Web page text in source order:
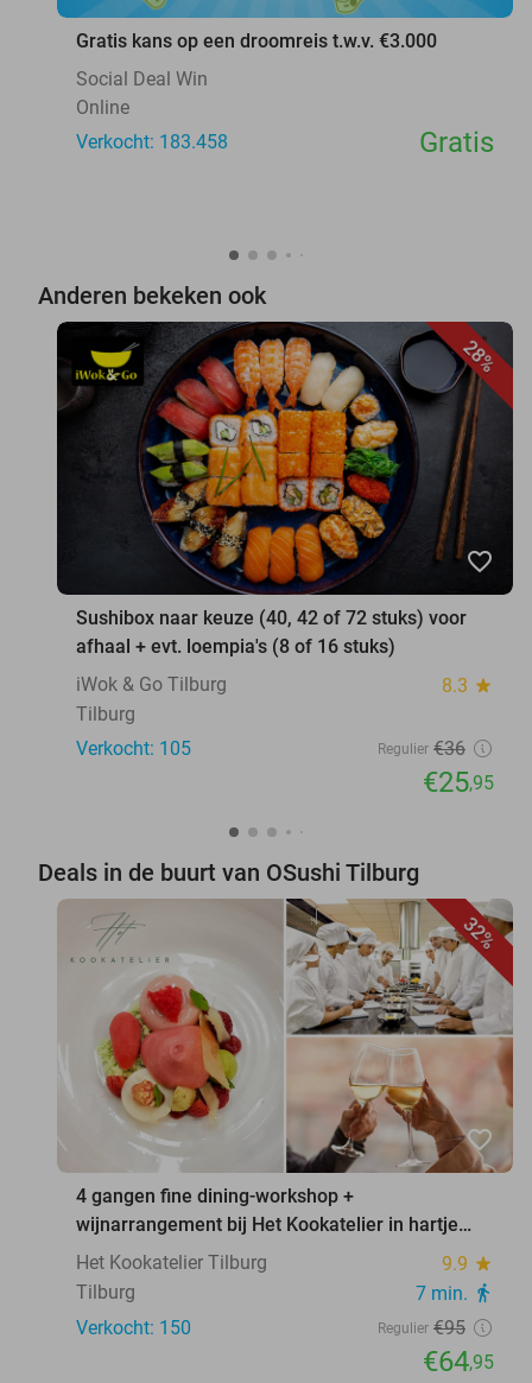
Gratis kans op een droomreis t.w.v. €3.000
Social Deal Win
Online
Verkocht: 183.458
Gratis
Anderen bekeken ook
28%
favorite_border
Sushibox naar keuze (40, 42 of 72 stuks) voor
afhaal + evt. loempia's (8 of 16 stuks)
iWok & Go Tilburg
8.3 star
Tilburg
Verkocht: 105
Regulier €36
€25,95
Deals in de buurt van OSushi Tilburg
32%
favorite_border
4 gangen fine dining-workshop +
wijnarrangement bij Het Kookatelier in hartje
Tilburg
Het Kookatelier Tilburg 9.9 star
Tilburg 7 min. directions_walk
Verkocht: 150 Regulier €95
€64,95